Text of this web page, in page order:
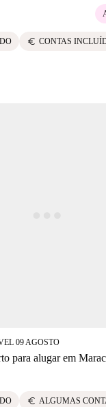
euro CONTAS
09 AGOSTO
para alugar em
euro ALGUMAS